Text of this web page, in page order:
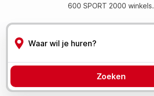
600 SPORT 2000 winkels.